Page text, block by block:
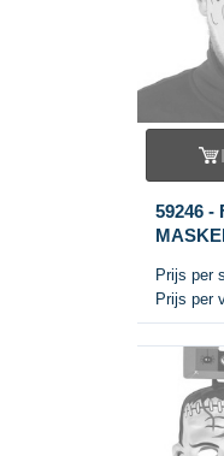
59246 -
Prijs per
Prijs per